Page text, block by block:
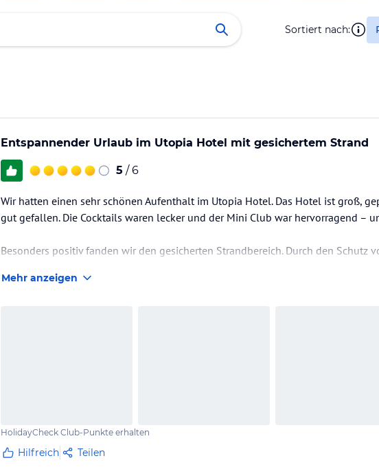
Sortiert nach:
Entspannender Urlaub im Utopia Hotel mit gesichertem Strand
5 / 6
Wir hatten einen sehr schönen Aufenthalt im Utopia Hotel. Das Hotel ist groß,
gut gefallen. Die Cocktails waren lecker und der Mini Club war hervorragend –
Besonders positiv fanden wir den gesicherten Strandbereich. Durch den Schutz
Mehr anzeigen
HolidayCheck Club-Punkte erhalten
Hilfreich Teilen